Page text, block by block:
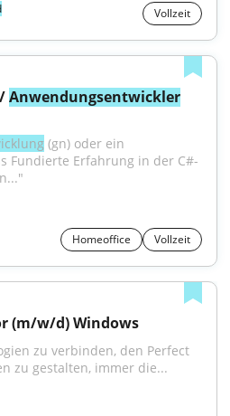
Vollzeit
Anwendungsentwickler
(gn) oder ein
Fundierte Erfahrung in der C#-
Homeoffice Vollzeit
(m/w/d) Windows
zu verbinden, den Perfect
zu gestalten, immer die...